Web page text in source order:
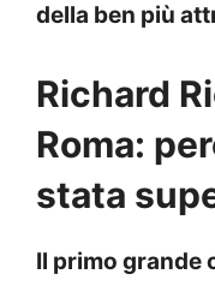
della ben più
Richard
Roma:
stata
Il primo grande